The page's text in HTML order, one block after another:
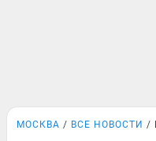
МОСКВА ВСЕ НОВОСТИ